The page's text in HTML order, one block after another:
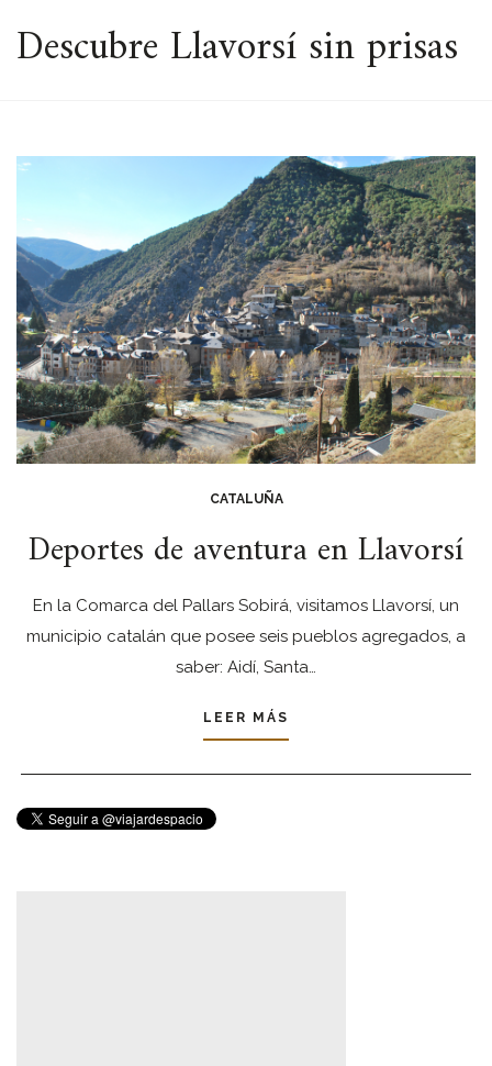
ESPACIO
Descubre Llavorsí sin prisas
CATALUÑA
Deportes de aventura en Llavorsí
En la Comarca del Pallars Sobirá, visitamos Llavorsí, un
municipio catalán que posee seis pueblos agregados, a
saber: Aidí, Santa…
LEER MÁS